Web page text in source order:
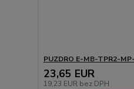
PUZDRO E-MB-TPR2-
23,65 EUR
19,23 EUR bez DPH